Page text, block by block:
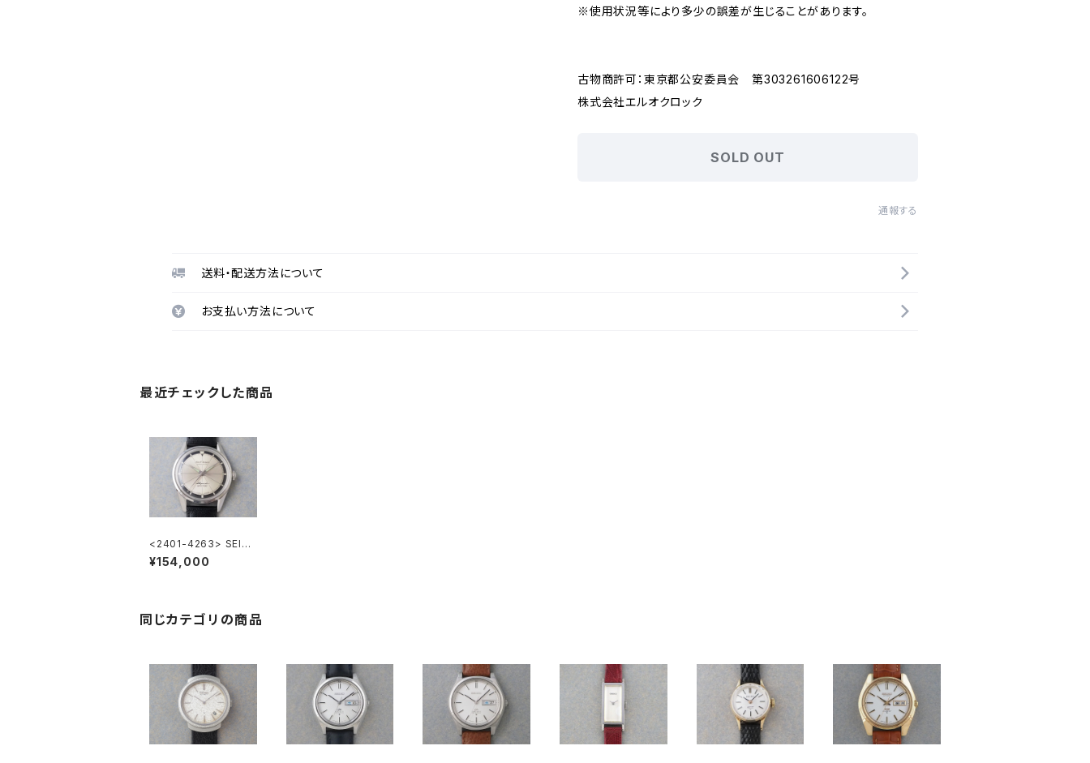
※使用状況等により多少の誤差が生じることがあります。
古物商許可：東京都公安委員会 第303261606122号
株式会社エルオクロック
SOLD OUT
通報する
送料・配送方法について
お支払い方法について
最近チェックした商品
<2401-4263> SEIK
O Champion Alpinis
t
¥154,000
同じカテゴリの商品